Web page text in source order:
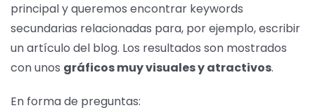
principal y queremos encontrar keywords
secundarias relacionadas para, por ejemplo, escribir
un artículo del blog. Los resultados son mostrados
con unos gráficos muy visuales y atractivos.
En forma de preguntas: